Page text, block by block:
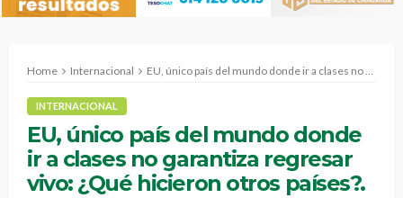
Home Internacional EU, único país del mundo donde ir a clases no garantiza regresar vivo: ¿Qué hicieron otros países?.
INTERNACIONAL
EU, único país del mundo donde
ir a clases no garantiza regresar
vivo: ¿Qué hicieron otros países?.